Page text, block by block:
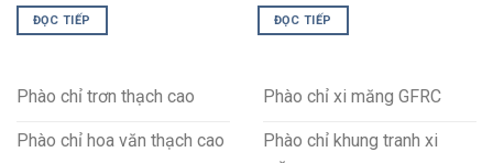
ĐỌC TIẾP ĐỌC TIẾP
Phào chỉ trơn thạch cao
Phào chỉ hoa văn thạch cao
Phào chỉ xi măng GFRC
Phào chỉ khung tranh xi